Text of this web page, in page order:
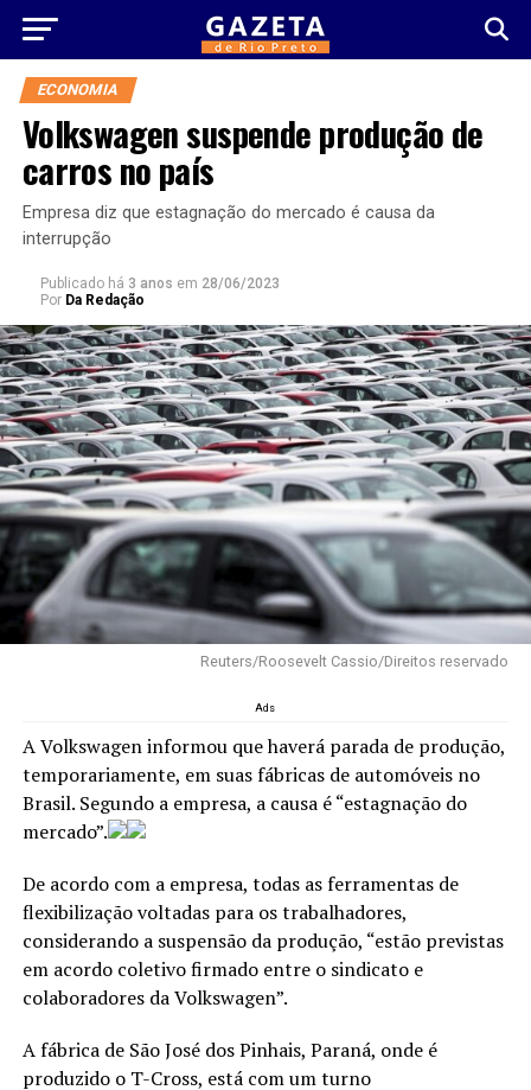
ECONOMIA
Volkswagen suspende produção de
carros no país
Empresa diz que estagnação do mercado é causa da
interrupção
Publicado há 3 anos em 28/06/2023
Por Da Redação
Reuters/Roosevelt Cassio/Direitos reservado
Ads
A Volkswagen informou que haverá parada de produção,
temporariamente, em suas fábricas de automóveis no
Brasil. Segundo a empresa, a causa é “estagnação do
mercado”.
De acordo com a empresa, todas as ferramentas de
flexibilização voltadas para os trabalhadores,
considerando a suspensão da produção, “estão previstas
em acordo coletivo firmado entre o sindicato e
colaboradores da Volkswagen”.
A fábrica de São José dos Pinhais, Paraná, onde é
produzido o T-Cross, está com um turno